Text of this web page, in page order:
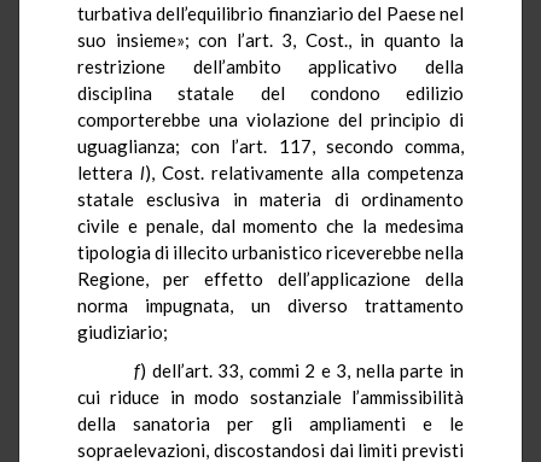
turbativa dell’equilibrio finanziario del Paese nel
suo insieme»; con l’art. 3, Cost., in quanto la
restrizione dell’ambito applicativo della
disciplina statale del condono edilizio
comporterebbe una violazione del principio di
uguaglianza; con l’art. 117, secondo comma,
lettera l), Cost. relativamente alla competenza
statale esclusiva in materia di ordinamento
civile e penale, dal momento che la medesima
tipologia di illecito urbanistico riceverebbe nella
Regione, per effetto dell’applicazione della
norma impugnata, un diverso trattamento
giudiziario;
f) dell’art. 33, commi 2 e 3, nella parte in
cui riduce in modo sostanziale l’ammissibilità
della sanatoria per gli ampliamenti e le
sopraelevazioni, discostandosi dai limiti previsti